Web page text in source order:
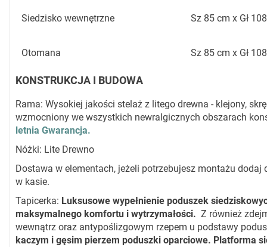
Siedzisko wewnętrzne Sz 85 cm x Gł
Otomana Sz 85 cm x Gł
KONSTRUKCJA I BUDOWA
Rama: Wysokiej jakości stelaż z litego drewna - klejony,
wzmocniony we wszystkich newralgicznych obszarach
letnia Gwarancja.
Nóżki: Lite Drewno
Dostawa w elementach, jeżeli potrzebujesz montażu dodaj
w kasie.
Tapicerka: Luksusowe wypełnienie poduszek
maksymalnego komfortu i wytrzymałości. Z również
wewnątrz oraz antypoślizgowym rzepem u podstawy
kaczym i gęsim pierzem poduszki oparciowe. Platforma